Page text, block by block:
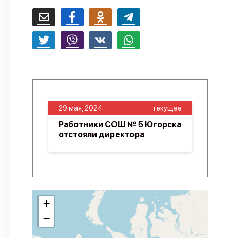
29 мая, 2024 текущее
Работники СОШ № 5 Югорска
отстояли директора
+
−